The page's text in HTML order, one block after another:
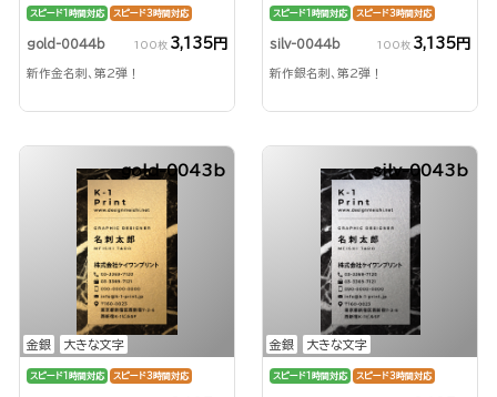
スピード1時間対応 スピード3時間対応
gold-0044b 100枚 3,135円
新作金名刺、第2弾！
スピード1時間対応 スピード3時間対応
silv-0044b 100枚 3,135円
新作銀名刺、第2弾！
金銀 大きな文字
gold-0043b
スピード1時間対応 スピード3時間対応
金銀 大きな文字
silv-0043b
スピード1時間対応 スピード3時間対応